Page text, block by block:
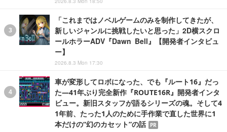
「これまではノベルゲームのみを制作してきたが、
新しいジャンルに挑戦したいと思った」2D横スクロ
ールホラーADV『Dawn Bell』【開発者インタビュ
ー】
2026.8.3 Mon 17:30
車が変形してロボになった、でも『ルート16』だっ
た―41年ぶり完全新作『ROUTE16R』開発者インタ
ビュー。新旧スタッフが語るシリーズの魂。そして4
1年前、たった1人のために手作業で直した世界に1
本だけの“幻のカセット”の話
PR